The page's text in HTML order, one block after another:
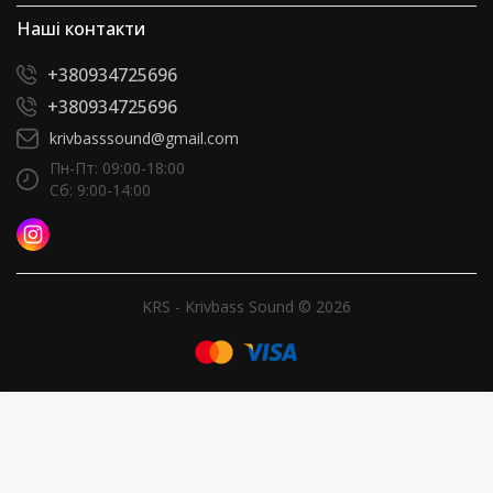
Наші контакти
+380934725696
+380934725696
krivbasssound@gmail.com
Пн-Пт: 09:00-18:00
Сб: 9:00-14:00
KRS - Krivbass Sound © 2026